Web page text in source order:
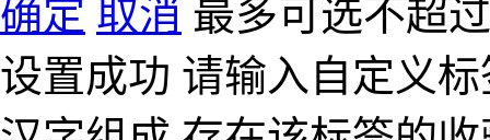
确定 取消 最多可选不超
设置成功 请输入自定义